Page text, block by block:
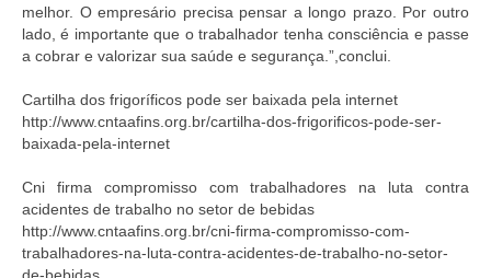
melhor. O empresário precisa pensar a longo prazo. Por outro
lado, é importante que o trabalhador tenha consciência e passe
a cobrar e valorizar sua saúde e segurança.”,conclui.
Cartilha dos frigoríficos pode ser baixada pela internet
http://www.cntaafins.org.br/cartilha-dos-frigorificos-pode-ser-
baixada-pela-internet
Cni firma compromisso com trabalhadores na luta contra
acidentes de trabalho no setor de bebidas
http://www.cntaafins.org.br/cni-firma-compromisso-com-
trabalhadores-na-luta-contra-acidentes-de-trabalho-no-setor-